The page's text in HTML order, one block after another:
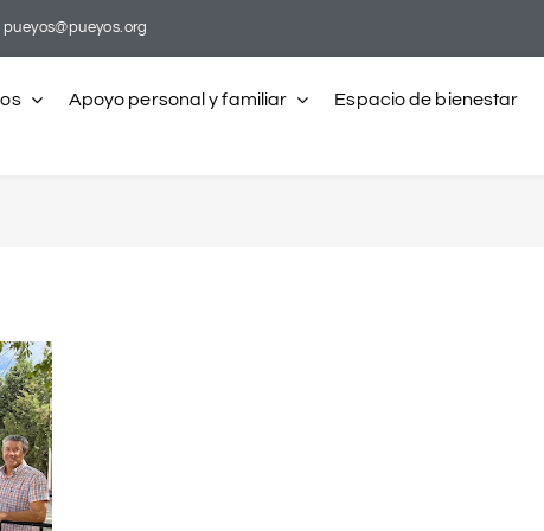
pueyos@pueyos.org
Apoyo personal y familiar Espacio de bienestar